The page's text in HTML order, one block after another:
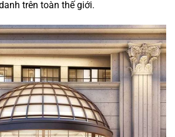
trên toàn thế giới.